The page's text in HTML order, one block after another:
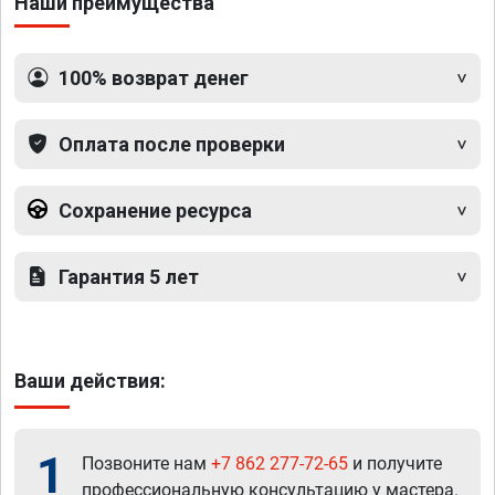
100% возврат денег
Оплата после проверки
Сохранение ресурса
Гарантия 5 лет
Ваши действия:
1 Позвоните нам +7 862 277-72-65 и получите
профессиональную консультацию у мастера.